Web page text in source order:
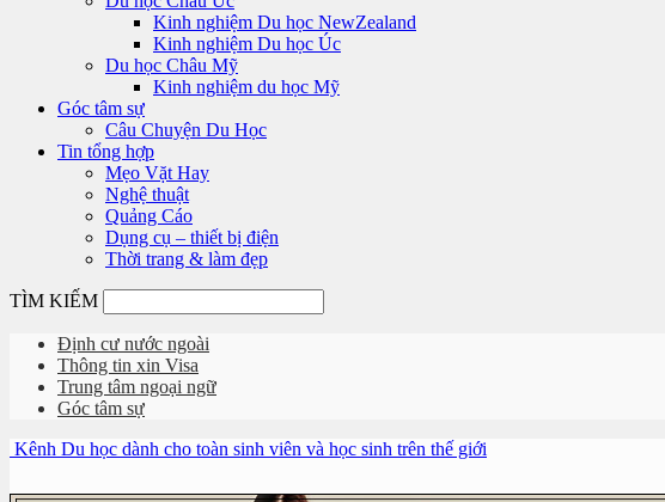
Kinh nghiệm Du học NewZealand
Kinh nghiệm Du học Úc
Du học Châu Mỹ
Kinh nghiệm du học Mỹ
Góc tâm sự
Câu Chuyện Du Học
Tin tổng hợp
Mẹo Vặt Hay
Nghệ thuật
Quảng Cáo
Dụng cụ – thiết bị điện
Thời trang & làm đẹp
TÌM KIẾM
Định cư nước ngoài
Thông tin xin Visa
Trung tâm ngoại ngữ
Góc tâm sự
Kênh Du học dành cho toàn sinh viên và học sinh trên thế giới